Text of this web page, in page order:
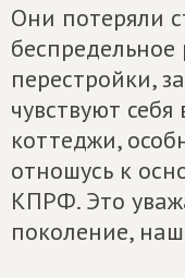
Они потеряли
беспредельное
перестройки,
чувствуют
коттеджи,
отношусь к
КПРФ. Это
поколение,